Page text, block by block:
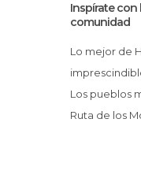
Inspírate con
comunidad
Lo mejor de Holanda: 24 rincones
Los pueblos
Ruta de los